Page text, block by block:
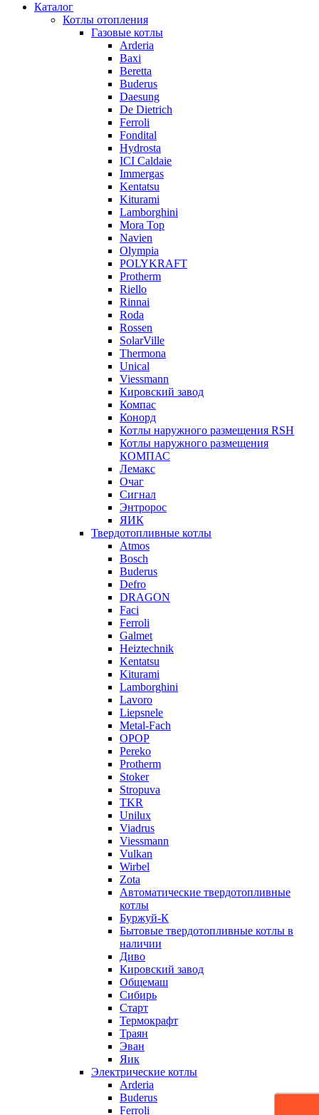
Каталог
Котлы отопления
Газовые котлы
Arderia
Baxi
Beretta
Buderus
Daesung
De Dietrich
Ferroli
Fondital
Hydrosta
ICI Caldaie
Immergas
Kentatsu
Kiturami
Lamborghini
Mora Top
Navien
Olympia
POLYKRAFT
Protherm
Riello
Rinnai
Roda
Rossen
SolarVille
Thermona
Unical
Viessmann
Кировский завод
Компас
Конорд
Котлы наружного размещения RSH
Котлы наружного размещения
КОМПАС
Лемакс
Очаг
Сигнал
Энтророс
ЯИК
Твердотопливные котлы
Atmos
Bosch
Buderus
Defro
DRAGON
Faci
Ferroli
Galmet
Heiztechnik
Kentatsu
Kiturami
Lamborghini
Lavoro
Liepsnele
Metal-Fach
OPOP
Pereko
Protherm
Stoker
Stropuva
TKR
Unilux
Viadrus
Viessmann
Vulkan
Wirbel
Zota
Автоматические твердотопливные
котлы
Буржуй-К
Бытовые твердотопливные котлы в
наличии
Диво
Кировский завод
Общемаш
Сибирь
Старт
Термокрафт
Траян
Эван
Яик
Электрические котлы
Arderia
Buderus
Ferroli